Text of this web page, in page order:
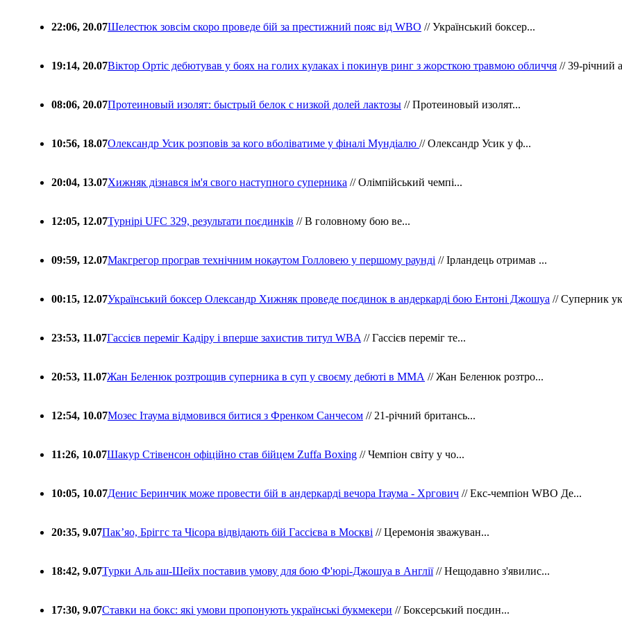
22:06, 20.07Шелестюк зовсім скоро проведе бій за престижний пояс від WBO // Український боксер...
19:14, 20.07Віктор Ортіс дебютував у боях на голих кулаках і покинув ринг з жорсткою травмою обличчя // 39-річний
08:06, 20.07Протеиновый изолят: быстрый белок с низкой долей лактозы // Протеиновый изолят...
10:56, 18.07Олександр Усик розповів за кого вболіватиме у фіналі Мундіалю // Олександр Усик у ф...
20:04, 13.07Хижняк дізнався ім'я свого наступного суперника // Олімпійський чемпі...
12:05, 12.07Турнірі UFC 329, результати поєдинків // В головному бою ве...
09:59, 12.07Макгрегор програв технічним нокаутом Голловею у першому раунді // Ірландець отримав ...
00:15, 12.07Український боксер Олександр Хижняк проведе поєдинок в андеркарді бою Ентоні Джошуа // Суперник
23:53, 11.07Гассієв переміг Кадіру і вперше захистив титул WBA // Гассієв переміг те...
20:53, 11.07Жан Беленюк розтрощив суперника в суп у своєму дебюті в ММА // Жан Беленюк розтро...
12:54, 10.07Мозес Ітаума відмовився битися з Френком Санчесом // 21-річний британсь...
11:26, 10.07Шакур Стівенсон офіційно став бійцем Zuffa Boxing // Чемпіон світу у чо...
10:05, 10.07Денис Беринчик може провести бій в андеркарді вечора Ітаума - Хргович // Екс-чемпіон WBO Де...
20:35, 9.07Пакʼяо, Бріггс та Чісора відвідають бій Гассієва в Москві // Церемонія зважуван...
18:42, 9.07Турки Аль аш-Шейх поставив умову для бою Ф'юрі-Джошуа в Англії// Нещодавно з'явилис...
17:30, 9.07Ставки на бокс: які умови пропонують українські букмекери // Боксерський поєдин...